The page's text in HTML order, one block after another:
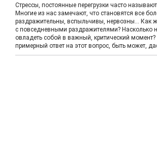
Стрессы, постоянные перегрузки часто
Многие из нас замечают, что становятся все
раздражительны, вспыльчивы, нервозны... Как
с повседневными раздражителями? Насколько
овладеть собой в важный, критический
примерный ответ на этот вопрос, быть может,